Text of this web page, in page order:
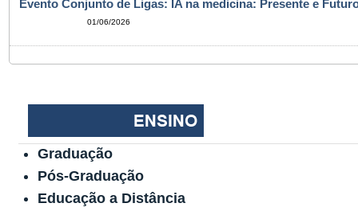
Evento Conjunto de Ligas: IA na medicina: Presente e
01/06/2026
Graduação
Pós-Graduação
Educação a Distância